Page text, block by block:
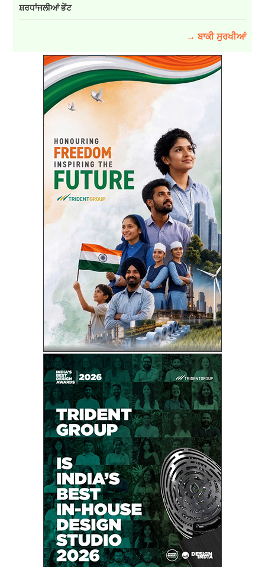
ਸ਼ਰਧਾਂਜਲੀਆਂ ਭੇਂਟ
→ ਬਾਕੀ ਸੁਰਖੀਆਂ